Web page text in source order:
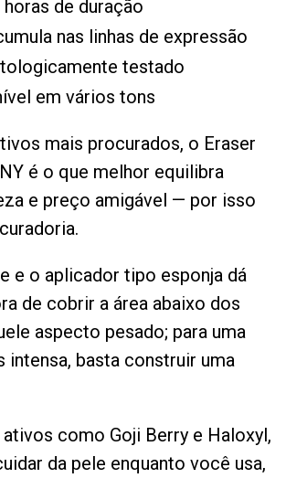
de duração
nas linhas de expressão
testado
em vários tons
mais procurados, o Eraser
é o que melhor equilibra
e preço amigável — por isso
e o aplicador tipo esponja dá
de cobrir a área abaixo dos
aspecto pesado; para uma
intensa, basta construir uma
como Goji Berry e Haloxyl,
da pele enquanto você usa,